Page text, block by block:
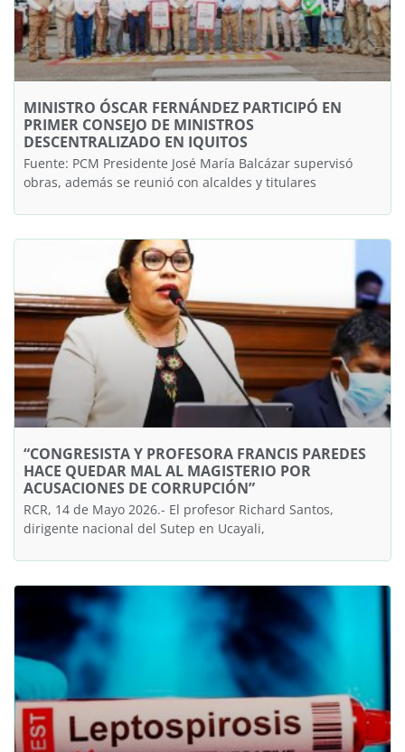
MINISTRO ÓSCAR FERNÁNDEZ PARTICIPÓ EN
PRIMER CONSEJO DE MINISTROS
DESCENTRALIZADO EN IQUITOS
Fuente: PCM Presidente José María Balcázar supervisó
obras, además se reunió con alcaldes y titulares
“CONGRESISTA Y PROFESORA FRANCIS PAREDES
HACE QUEDAR MAL AL MAGISTERIO POR
ACUSACIONES DE CORRUPCIÓN”
RCR, 14 de Mayo 2026.- El profesor Richard Santos,
dirigente nacional del Sutep en Ucayali,